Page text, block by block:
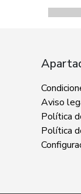
Aviso
Política
Política